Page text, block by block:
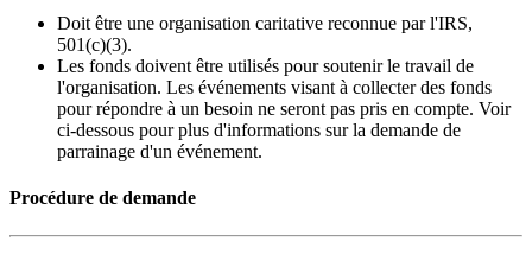
Doit être une organisation caritative reconnue par l'IRS,
501(c)(3).
Les fonds doivent être utilisés pour soutenir le travail de
l'organisation. Les événements visant à collecter des fonds
pour répondre à un besoin ne seront pas pris en compte. Voir
ci-dessous pour plus d'informations sur la demande de
parrainage d'un événement.
Procédure de demande